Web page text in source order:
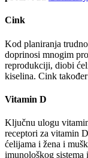
Cink
Kod planiranja
doprinosi mnogim
reprodukciji, diobi
kiselina. Cink
Vitamin D
Ključnu ulogu
receptori za vitamin
ćelijama i žena i
imunološkog sistema